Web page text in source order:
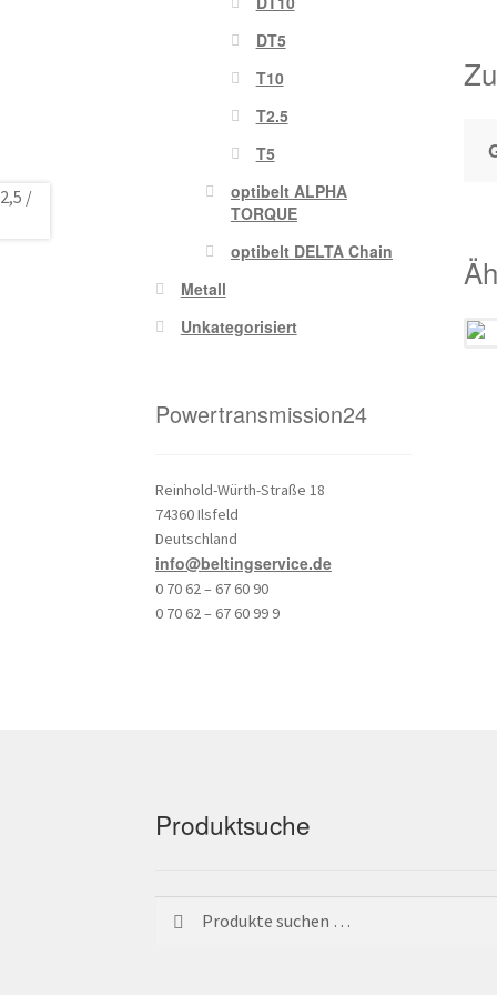
DT5
T10
T2.5
T5
optibelt ALPHA
TORQUE
optibelt DELTA Chain
Metall
Unkategorisiert
Powertransmission24
Reinhold-Würth-Straße 18
74360 Ilsfeld
Deutschland
info@beltingservice.de
0 70 62 – 67 60 90
0 70 62 – 67 60 99 9
Produktsuche
nach:
Suchen